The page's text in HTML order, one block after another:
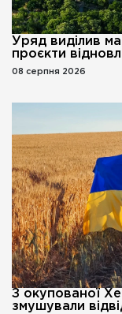
Уряд виділив
проєкти
08 серпня 2026
З окупованої
змушували